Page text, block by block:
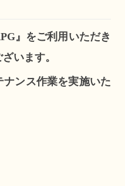
』をご利用いただき
います。
ンス作業を実施いた